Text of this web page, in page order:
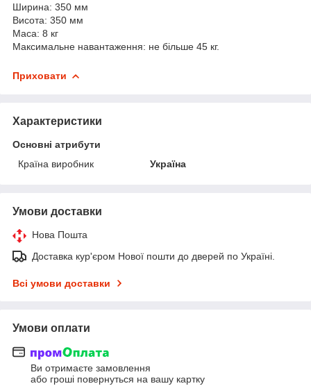
Ширина: 350 мм
Висота: 350 мм
Маса: 8 кг
Максимальне навантаження: не більше 45 кг.
Приховати
Характеристики
Основні атрибути
Країна виробник
Україна
Умови доставки
Нова Пошта
Доставка кур'єром Нової пошти до дверей по Україні.
Всі умови доставки
Умови оплати
Ви отримаєте замовлення
або гроші повернуться на вашу картку